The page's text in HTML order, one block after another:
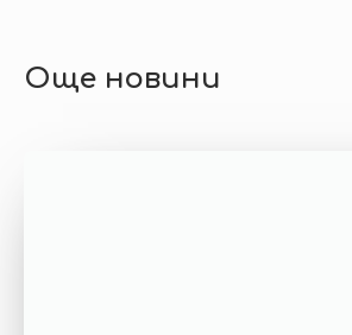
Още новини